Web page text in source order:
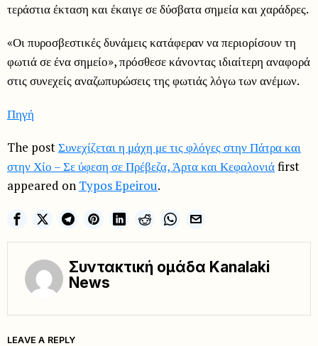
τεράστια έκταση και έκαιγε σε δύσβατα σημεία και χαράδρες.
«Οι πυροσβεστικές δυνάμεις κατάφεραν να περιορίσουν τη
φωτιά σε ένα σημείο», πρόσθεσε κάνοντας ιδιαίτερη αναφορά
στις συνεχείς αναζωπυρώσεις της φωτιάς λόγω των ανέμων.
Πηγή
The postΣυνεχίζεται η μάχη με τις φλόγες στην Πάτρα και
στην Χίο – Σε ύφεση σε Πρέβεζα, Άρτα και Κεφαλονιάfirst
appeared on Typos Epeirou.
Συντακτική ομάδα Kanalaki
News
LEAVE A REPLY